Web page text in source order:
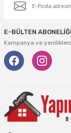
E-BÜLTEN ABONELİĞİ
Kampanya ve